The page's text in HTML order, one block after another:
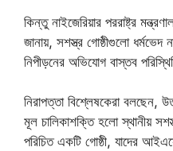
কিন্তু নাইজেরিয়ার পররাষ্ট্র
জানায়, সশস্ত্র গোষ্ঠীগুলো ধর্মভেদ
নিপীড়নের অভিযোগ বাস্তব
নিরাপত্তা বিশ্লেষকেরা বলছেন,
মূল চালিকাশক্তি হলো স্থানীয়
পরিচিত একটি গোষ্ঠী, যাদের